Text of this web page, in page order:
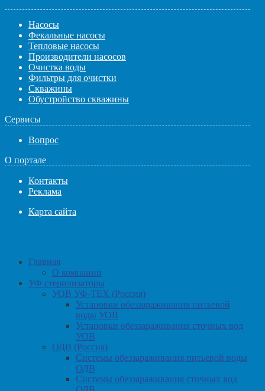
Насосы
Фекальные насосы
Тепловые насосы
Производители насосов
Очистка воды
Фильтры для очистки
Скважины
Обустройство скважины
Сервисы
Вопрос
О портале
Контакты
Реклама
Карта сайта
Главная
О компании
УФ стерилизаторы
УОВ УФ-ТЕХ (Россия)
Установки обеззараживания питьевой
воды УОВ
Установки обеззараживания сточных вод
УОВ
ОДВ (Россия)
Системы обеззараживания питьевой воды
ОДВ
Системы обеззараживания сточных вод